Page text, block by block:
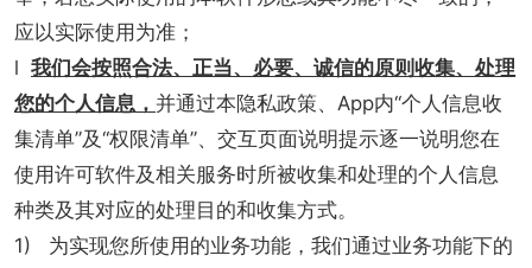
应以实际使用为准；
l 我们会按照合法、正当、必要、诚信的原则收集、处理
您的个人信息， 并通过本隐私政策、App内“个人信息收
集清单”及“权限清单”、交互页面说明提示逐一说明您在
使用许可软件及相关服务时所被收集和处理的个人信息
种类及其对应的处理目的和收集方式。
1) 为实现您所使用的业务功能，我们通过业务功能下的